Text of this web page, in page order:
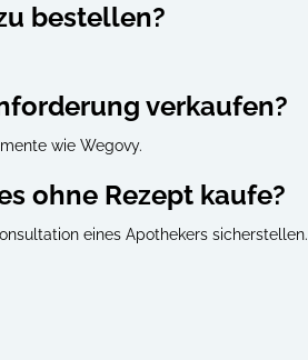
bestellen?
verkaufen?
wie Wegovy.
ohne Rezept kaufe?
eines Apothekers sicherstellen.